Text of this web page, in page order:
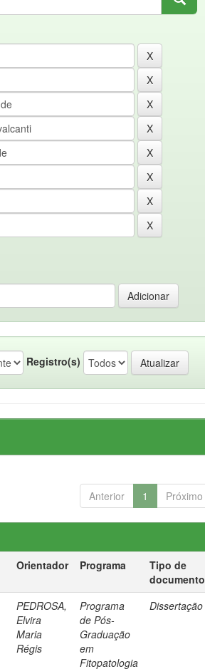
Registro(s)
Anterior 1 Próximo
Orientador Programa
Tipo de
documento
PEDROSA,
Elvira
Maria
Régis
Programa
de Pós-
Graduação
em
Fitopatologia
Dissertação